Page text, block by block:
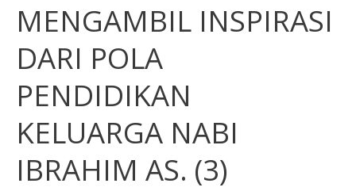
MENGAMBIL INSPIRASI
DARI POLA
PENDIDIKAN
KELUARGA NABI
IBRAHIM AS. (3)
MENGAMBIL
INSPIRASI
DARI
POLA
PENDIDIKAN
KELUARGA
NABI
AS.